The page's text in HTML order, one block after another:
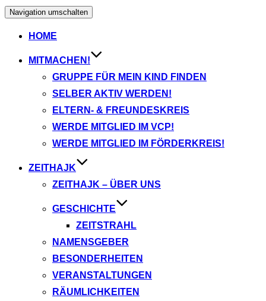
Navigation umschalten
HOME
MITMACHEN!
GRUPPE FÜR MEIN KIND FINDEN
SELBER AKTIV WERDEN!
ELTERN- & FREUNDESKREIS
WERDE MITGLIED IM VCP!
WERDE MITGLIED IM FÖRDERKREIS!
ZEITHAJK
ZEITHAJK – ÜBER UNS
GESCHICHTE
ZEITSTRAHL
NAMENSGEBER
BESONDERHEITEN
VERANSTALTUNGEN
RÄUMLICHKEITEN